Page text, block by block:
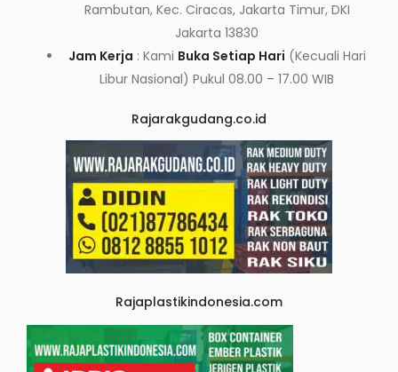
Rambutan, Kec. Ciracas, Jakarta Timur, DKI
Jakarta 13830
Jam Kerja : Kami Buka Setiap Hari (Kecuali Hari
Libur Nasional) Pukul 08.00 – 17.00 WIB
Rajarakgudang.co.id
Rajaplastikindonesia.com